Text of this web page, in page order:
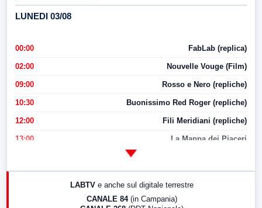
LUNEDI 03/08
00:00 FabLab (replica)
02:00 Nouvelle Vouge (Film)
09:00 Rosso e Nero (repliche)
10:30 Buonissimo Red Roger (repliche)
12:00 Fili Meridiani (repliche)
13:00 La Mappa dei Piaceri
LABTV e anche sul digitale terrestre
CANALE 84 (in Campania)